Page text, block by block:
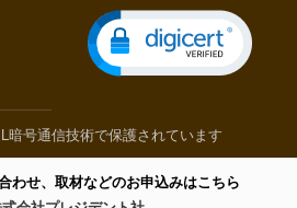
暗号通信技術で保護されています
わせ、取材などのお申込みはこちら